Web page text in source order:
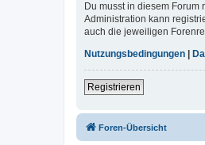
Du musst in diesem
Administration kann
auch die jeweiligen
Nutzungsbedingungen
Registrieren
Foren-Übersicht